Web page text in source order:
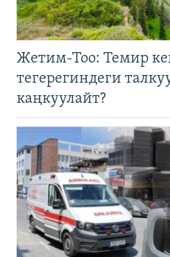
Жетим-Тоо: Темир
тегерегиндеги
каңкуулайт?